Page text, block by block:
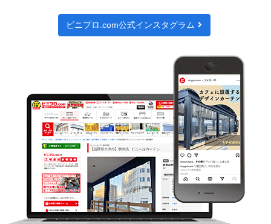
ビニプロ.com公式インスタグラム